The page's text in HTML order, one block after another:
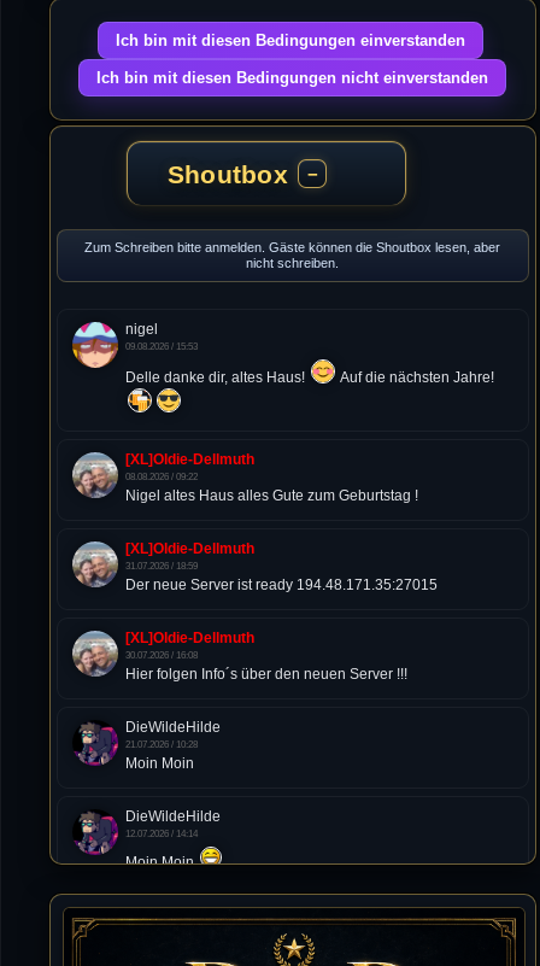
Shoutbox −
Zum Schreiben bitte anmelden. Gäste können die Shoutbox lesen, aber
nicht schreiben.
nigel
09.08.2026 / 15:53
Delle danke dir, altes Haus! Auf die nächsten Jahre!
[XL]Oldie-Dellmuth
08.08.2026 / 09:22
Nigel altes Haus alles Gute zum Geburtstag !
[XL]Oldie-Dellmuth
31.07.2026 / 18:59
Der neue Server ist ready 194.48.171.35:27015
[XL]Oldie-Dellmuth
30.07.2026 / 16:08
Hier folgen Info´s über den neuen Server !!!
DieWildeHilde
21.07.2026 / 10:28
Moin Moin
DieWildeHilde
12.07.2026 / 14:14
Moin Moin
Tommy